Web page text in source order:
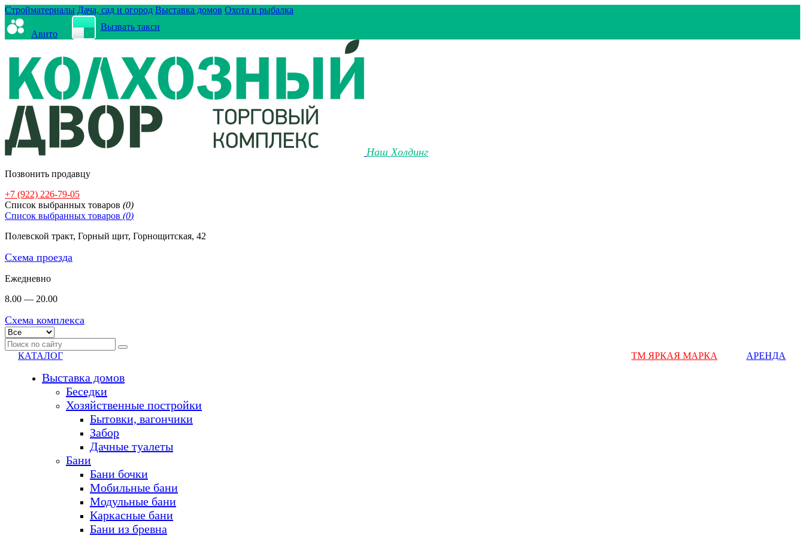
Стройматериалы Дача, сад и огород Выставка домов Охота и рыбалка
Авито
Вызвать такси
Наш Холдинг
Позвонить продавцу
+7 (922) 226-79-05
Cписок выбранных товаров (0)
Cписок выбранных товаров (0)
Полевской тракт, Горный щит, Горнощитская, 42
Схема проезда
Ежедневно
8.00 — 20.00
Схема комплекса
КАТАЛОГ
Выставка домов
Беседки
Хозяйственные постройки
Бытовки, вагончики
Забор
Дачные туалеты
Бани
Бани бочки
Мобильные бани
Модульные бани
Каркасные бани
Бани из бревна
ТМ ЯРКАЯ МАРКА АРЕНДА